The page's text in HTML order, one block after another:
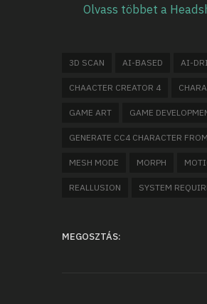
Olvass többet a
3D SCAN AI-BASED AI-
CHAACTER CREATOR 4
GAME ART GAME
GENERATE CC4 CHARACTER
MESH MODE MORPH
REALLUSION SYSTEM
MEGOSZTÁS: